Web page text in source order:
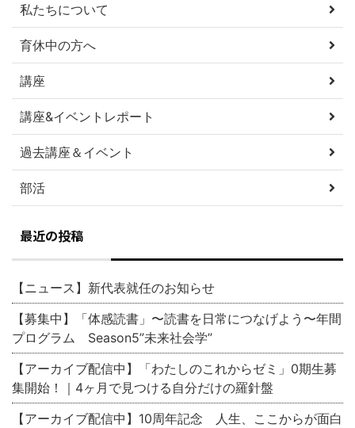
私たちについて
育休中の方へ
講座
講座&イベントレポート
過去講座＆イベント
部活
最近の投稿
【ニュース】新代表就任のお知らせ
【募集中】「体感読書」〜読書を日常につなげよう〜年間
プログラム Season5”未来社会学”
【アーカイブ配信中】「わたしのこれからゼミ」0期生募
集開始！｜4ヶ月で見つける自分だけの羅針盤
【アーカイブ配信中】10周年記念 人生、ここからが面白